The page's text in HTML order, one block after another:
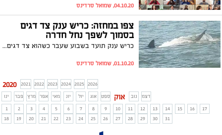
04.10.20, שמואל סרדינס
צפו במחזה: כריש ענק צד דגים
בסמוך לשפך נחל חדרה
כריש ענק תועד בשבוע שעבר כשהוא צד דגים בשפך נחל חדרה - צפו במחזה המרהיב
01.10.20, שמואל סרדינס
2020 2021 2022 2023 2024 2025 2026
ינו
פבר מרץ אפר מאי יונ יול אוג ספט אוק נוב
דצמ
1
2 3 4 5 6 7 8 9 10 11 12 13 14 15 16
17
18
19 20 21 22 23 24 25 26 27 28 29 30 31